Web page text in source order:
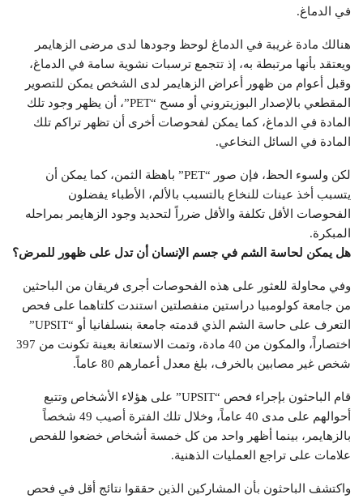
في الدماغ.
هنالك مادة غريبة في الدماغ لوحظ وجودها لدى مرضى الزهايمر
ويعتقد بأنها مرتبطة به، إذ تتجمع ترسبات نشوية سامة في الدماغ،
وقبل أعوام من ظهور أعراض الزهايمر لدى الشخص يمكن للتصوير
المقطعي بالإصدار البوزيتروني أو مسح “PET”، أن يظهر وجود تلك
المادة في الدماغ، كما يمكن لفحوصات أخرى أن تظهر تراكم تلك
المادة في السائل النخاعي.
لكن ولسوء الحظ، فإن صور “PET” باهظة الثمن، كما يمكن أن
يتسبب أخذ عينات للنخاع بالتسبب بالألم، الأطباء يفضلون
الفحوصات الأقل تكلفة والأقل ضرراً لتحديد وجود الزهايمر بمراحله
المبكرة.
هل يمكن لحاسة الشم في جسم الإنسان أن تدل على ظهور للمرض؟
وفي محاولة للعثور على هذه الفحوصات أجرى فريقان من الباحثين
من جامعة كولومبيا دراستين منفصلتين استندت كلتاهما على فحص
التعرف على حاسة الشم الذي قدمته جامعة بنسلفانيا أو “UPSIT”
اختصاراً، والمكون من 40 مادة، وتمت الاستعانة بعينة تكونت من 397
شخص غير مصابين بالخرف، بلغ معدل أعمارهم 80 عاماً.
قام الباحثون بإجراء فحص “UPSIT” على هؤلاء الأشخاص وتتبع
أحوالهم على مدى 40 عاماً، وخلال تلك الفترة أصيب 49 شخصاً
بالزهايمر، بينما أظهر واحد من كل خمسة أشخاص خضعوا للفحص
علامات على تراجع العمليات الذهنية.
واكتشف الباحثون بأن المشاركين الذين حققوا نتائج أقل في فحص